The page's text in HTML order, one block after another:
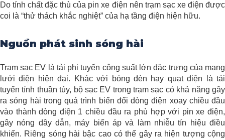
Do tính chất đặc thù của pin xe điện nên trạm sạc xe điện được
coi là “thử thách khắc nghiệt” của hạ tầng điện hiện hữu.
Nguồn phát sinh sóng hài
Trạm sạc EV là tải phi tuyến công suất lớn đặc trưng của mạng
lưới điện hiện đại. Khác với bóng đèn hay quạt điện là tải
tuyến tính thuần túy, bộ sạc EV trong trạm sạc có khả năng gây
ra sóng hài trong quá trình biến đổi dòng điện xoay chiều đầu
vào thành dòng điện 1 chiều đầu ra phù hợp với pin xe điện,
gây nóng dây dẫn, máy biến áp và làm nhiễu tín hiệu điều
khiển. Riêng sóng hài bậc cao có thể gây ra hiện tượng cộng